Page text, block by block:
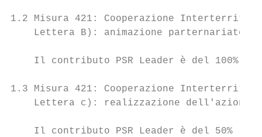
1.2 Misura 421: Cooperazione
Lettera B): animazione parternariato
    Il contributo PSR Leader è del 100%
1.3 Misura 421: Cooperazione
Lettera c): realizzazione dell'azione
Il contributo PSR Leader è del 50%